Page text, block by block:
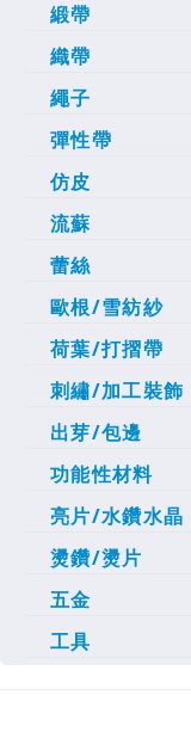
緞帶
織帶
繩子
彈性帶
仿皮
流蘇
蕾絲
歐根/雪紡紗
荷葉/打摺帶
刺繡/加工裝飾
出芽/包邊
功能性材料
亮片/水鑽水晶
燙鑽/燙片
五金
工具